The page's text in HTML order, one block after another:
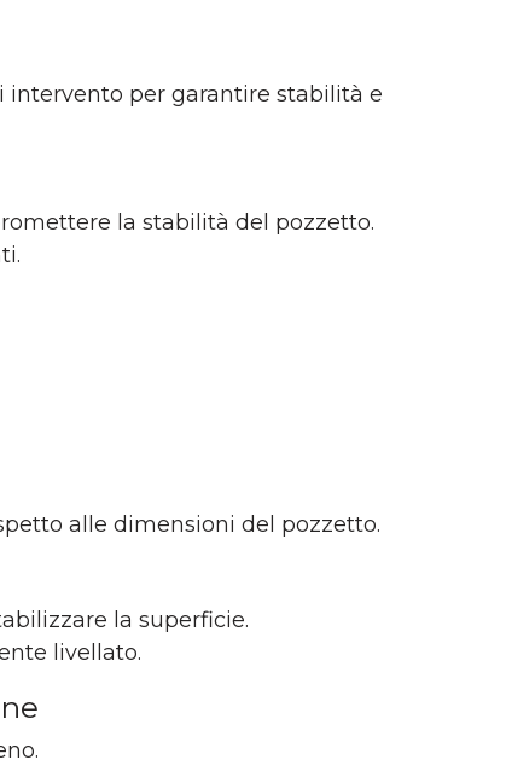
intervento per garantire stabilità e
la stabilità del pozzetto.
alle dimensioni del pozzetto.
la superficie.
livellato.